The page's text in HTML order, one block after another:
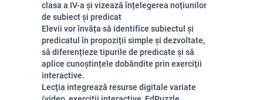
clasa a IV-a și vizează înțelegerea noțiunilor
de subiect și predicat
Elevii vor învăța să identifice subiectul și
predicatul în propoziții simple și dezvoltate,
să diferențieze tipurile de predicate și să
aplice cunoștințele dobândite prin exerciții
interactive.
Lecția integrează resurse digitale variate